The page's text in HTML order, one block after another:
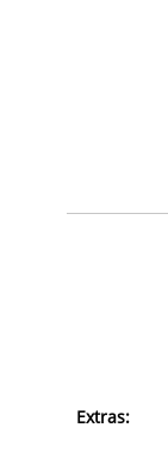
Extras: